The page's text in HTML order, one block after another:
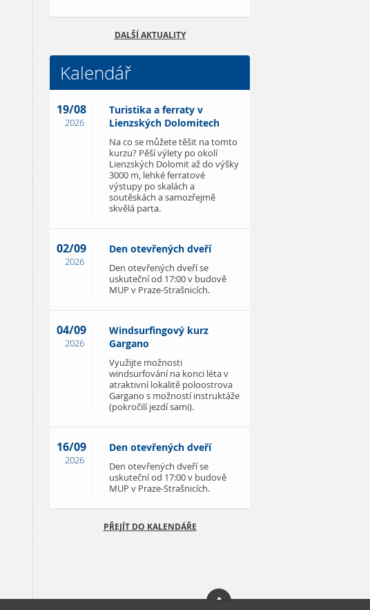
DALŠÍ AKTUALITY
Kalendář
19/08
2026
Turistika a ferraty v
Lienzských Dolomitech
Na co se můžete těšit na tomto
kurzu? Pěší výlety po okolí
Lienzských Dolomit až do výšky
3000 m, lehké ferratové
výstupy po skalách a
soutěskách a samozřejmě
skvělá parta.
02/09
2026
Den otevřených dveří
Den otevřených dveří se
uskuteční od 17:00 v budově
MUP v Praze-Strašnicích.
04/09
2026
Windsurfingový kurz
Gargano
Využijte možnosti
windsurfování na konci léta v
atraktivní lokalitě poloostrova
Gargano s možností instruktáže
(pokročilí jezdí sami).
16/09
2026
Den otevřených dveří
Den otevřených dveří se
uskuteční od 17:00 v budově
MUP v Praze-Strašnicích.
PŘEJÍT DO KALENDÁŘE